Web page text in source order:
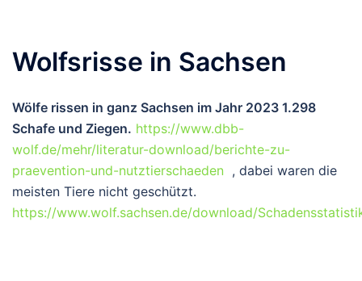
Wolfsrisse in Sachsen
Wölfe rissen in ganz Sachsen im Jahr 2023 1.298
Schafe und Ziegen. https://www.dbb-
wolf.de/mehr/literatur-download/berichte-zu-
praevention-und-nutztierschaeden , dabei waren die
meisten Tiere nicht geschützt.
https://www.wolf.sachsen.de/download/